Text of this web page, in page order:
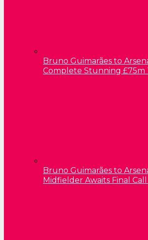
Bruno Guimarães to
Complete Stunning £75m
Bruno Guimarães to
Midfielder Awaits Final